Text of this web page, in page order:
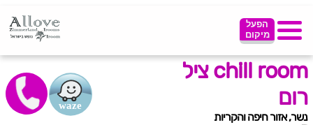
הפעל
מיקום
chill room ציל
רום
נשר, אזור חיפה והקריות